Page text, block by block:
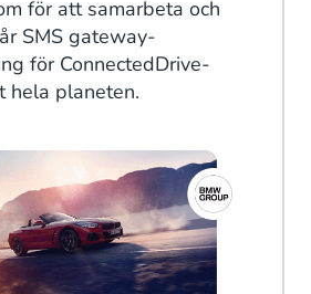
för att samarbeta och
SMS gateway-
för ConnectedDrive-
hela planeten.